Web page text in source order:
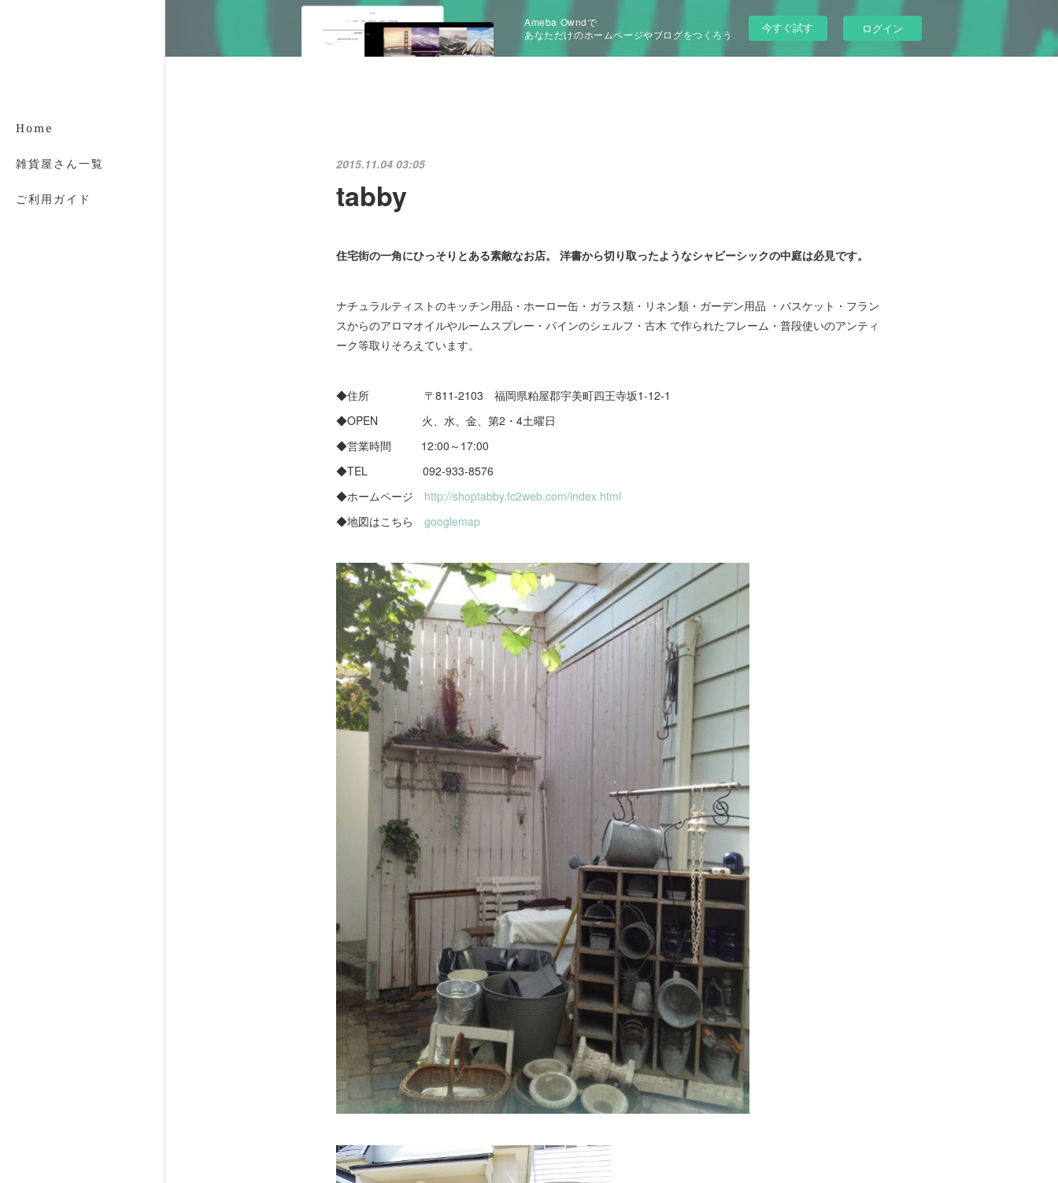
Home
雑貨屋さん一覧
ご利用ガイド
Ameba Owndで
あなただけのホームページやブログをつくろう
今すぐ試す ログイン
2015.11.04 03:05
tabby
住宅街の一角にひっそりとある素敵なお店。 洋書から切り取ったようなシャビーシックの中庭は必見です。
ナチュラルティストのキッチン用品・ホーロー缶・ガラス類・リネン類・ガーデン用品 ・バスケット・フラン
スからのアロマオイルやルームスプレー・パインのシェルフ・古木 で作られたフレーム・普段使いのアンティ
ーク等取りそろえています。
◆住所 〒811-2103 福岡県粕屋郡宇美町四王寺坂1-12-1
◆OPEN 火、水、金、第2・4土曜日
◆営業時間 12:00～17:00
◆TEL 092-933-8576
◆ホームページ http://shoptabby.fc2web.com/index.html
◆地図はこちら googlemap